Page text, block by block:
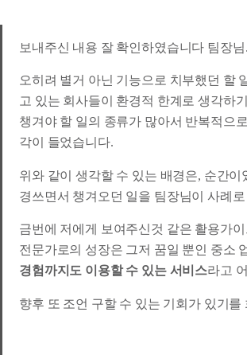
보내주신 내용 잘 확인하였습니다 팀장
오히려 별거 아닌 기능으로 치부했던 할
고 있는 회사들이 환경적 한계로 생각하
챙겨야 할 일의 종류가 많아서 반복적으
각이 들었습니다.
위와 같이 생각할 수 있는 배경은, 순간
경쓰면서 챙겨오던 일을 팀장님이 사례
금번에 저에게 보여주신것 같은 활용가
전문가로의 성장은 그저 꿈일 뿐인 중소
경험까지도 이용할 수 있는 서비스라고
향후 또 조언 구할 수 있는 기회가 있기를